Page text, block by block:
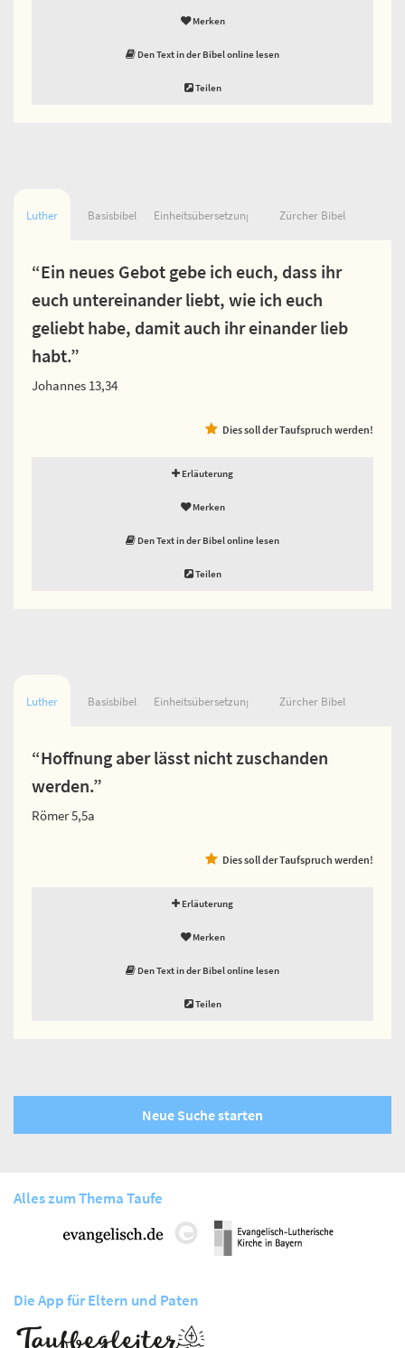
Merken
Den Text in der Bibel online lesen
Teilen
Luther Basisbibel Einheitsübersetzung Zürcher Bibel
“Ein neues Gebot gebe ich euch, dass ihr
euch untereinander liebt, wie ich euch
geliebt habe, damit auch ihr einander lieb
habt.”
Johannes 13,34
Dies soll der Taufspruch werden!
Erläuterung
Merken
Den Text in der Bibel online lesen
Teilen
Luther Basisbibel Einheitsübersetzung Zürcher Bibel
“Hoffnung aber lässt nicht zuschanden
werden.”
Römer 5,5a
Dies soll der Taufspruch werden!
Erläuterung
Merken
Den Text in der Bibel online lesen
Teilen
Neue Suche starten
Alles zum Thema Taufe
Die App für Eltern und Paten